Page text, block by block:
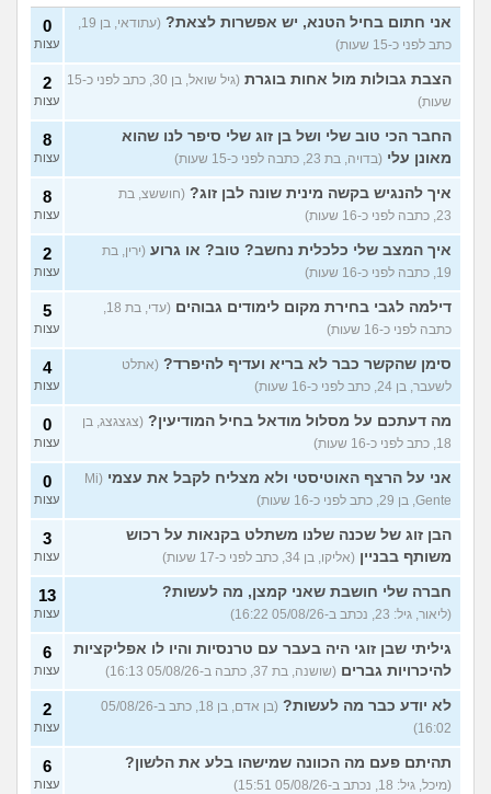
סבתא אהובה, בודדה
ומשתוללת (רק נכד, בן 28)
4
עצות
האם אח שלי מקנא/שונא את
אשתי?
(אורי, בן 33) עצות
הבת שלי מדוכדכת שאני ואביה
מבוגרים... איך מתמודדים? (.,
בת 45)
4
עצות
יש לי אפוטרופוס ואני לא מבין
למה (זורו, בן 40) עצות
לא יודע מה לעשות יותר עם
המשפחה שלי
(יורם, בן 23)
5
עצות
נהיה נוכחים במסיבת סיום של
9
עצות
מה הסוד הזה שגורם לריח
הטוב להשאר בבגד לאורך זמן
???
(מתלמדת, בת 50)
7
עצות
עוד שאלות חדשות במדור
אני חתום בחיל הטנא, יש אפשרות לצאת?
(עתודאי, בן 19,
כתב לפני כ-15 שעות)
0
עצות
הצבת גבולות מול אחות בוגרת
(גיל שואל, בן 30, כתב לפני כ-15
שעות)
2
עצות
החבר הכי טוב שלי ושל בן זוג שלי סיפר לנו שהוא
מאונן עלי (בדויה, בת 23, כתבה לפני כ-15 שעות)
8
עצות
איך להנגיש בקשה מינית שונה לבן זוג? (חוששצ, בת
23, כתבה לפני כ-16 שעות)
8
עצות
איך המצב שלי כלכלית נחשב? טוב? או גרוע (ירין, בת
19, כתבה לפני כ-16 שעות)
2
עצות
דילמה לגבי בחירת מקום לימודים גבוהים
(עדי, בת 18,
כתבה לפני כ-16 שעות)
5
עצות
סימן שהקשר כבר לא בריא ועדיף להיפרד? (אתלט
לשעבר, בן 24, כתב לפני כ-16 שעות)
4
עצות
מה דעתכם על מסלול מודאל בחיל המודיעין? (צגצגצג, בן
18, כתב לפני כ-16 שעות)
0
עצות
אני על הרצף האוטיסטי ולא מצליח לקבל את עצמי
(Mi
Gente, בן 29, כתב לפני כ-16 שעות)
0
עצות
הבן זוג של שכנה שלנו משתלט בקנאות על רכוש
משותף בבניין (אליקו, בן 34, כתב לפני כ-17 שעות)
3
עצות
חברה שלי חושבת שאני קמצן, מה לעשות?
(ליאור, גיל: 23, נכתב ב-05/08/26 16:22)
13
עצות
גיליתי שבן זוגי היה בעבר עם טרנסיות והיו לו אפליקציות
להיכרויות גברים (שושנה, בת 37, כתבה ב-05/08/26 16:13)
6
עצות
לא יודע כבר מה לעשות?
(בן אדם, בן 18, כתב ב-05/08/26
16:02)
2
עצות
תהיתם פעם מה הכוונה שמישהו בלע את הלשון?
(מיכל, גיל: 18, נכתב ב-05/08/26 15:51)
6
עצות